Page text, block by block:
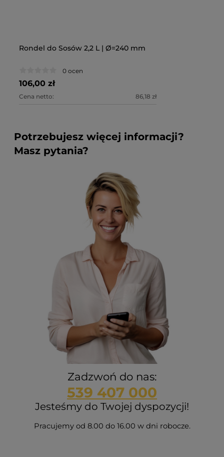
Rondel do Sosów 2,2 L | Ø=240 mm
0 ocen
106,00 zł
Cena netto: 86,18 zł
Potrzebujesz więcej informacji?
Masz pytania?
Zadzwoń do nas:
539 407 000
Jesteśmy do Twojej dyspozycji!
Pracujemy od 8.00 do 16.00 w dni robocze.